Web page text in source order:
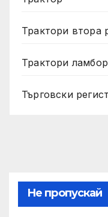
Трактори втора
Трактори
Търговски
Не пропускай